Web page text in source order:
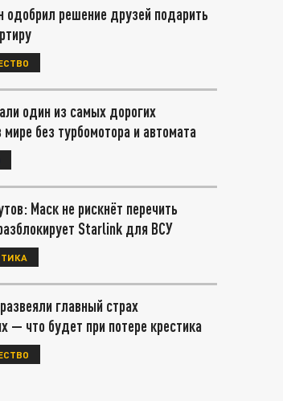
одобрил решение друзей подарить
один из самых дорогих
мире без турбомотора и автомата
Маск не рискнёт перечить
Starlink для ВСУ
главный страх
— что будет при потере крестика